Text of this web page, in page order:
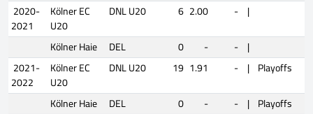
2020-
2021
Kölner EC
U20
DNL U20 6 2.00 - |
Kölner Haie
DEL 0 - - |
2021-
2022
Kölner EC
U20
DNL U20 19 1.91 - | Playoffs
Kölner Haie
DEL 0 - - | Playoffs